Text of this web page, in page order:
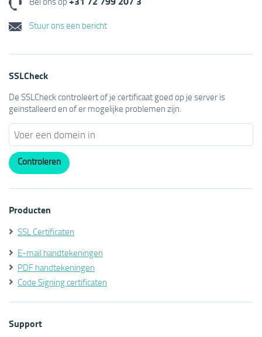
Stuur ons een bericht
SSLCheck
De SSLCheck controleert of je certificaat goed op je server is
geïnstalleerd en of er mogelijke problemen zijn.
Producten
SSL Certificaten
E-mail handtekeningen
PDF handtekeningen
Code Signing certificaten
Support